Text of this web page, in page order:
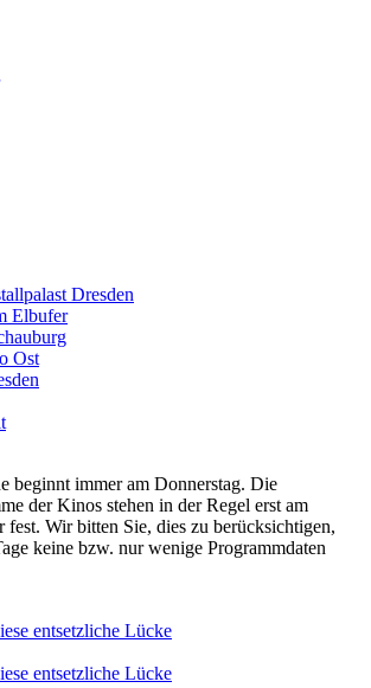
Dresden
Elbufer
Ost
beginnt immer am Donnerstag. Die
der Kinos stehen in der Regel erst am
fest. Wir bitten Sie, dies zu berücksichtigen,
keine bzw. nur wenige Programmdaten
entsetzliche Lücke
entsetzliche Lücke